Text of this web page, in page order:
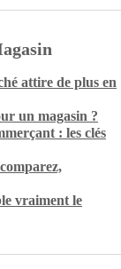
attire de plus en
un magasin ?
: les clés
vraiment le